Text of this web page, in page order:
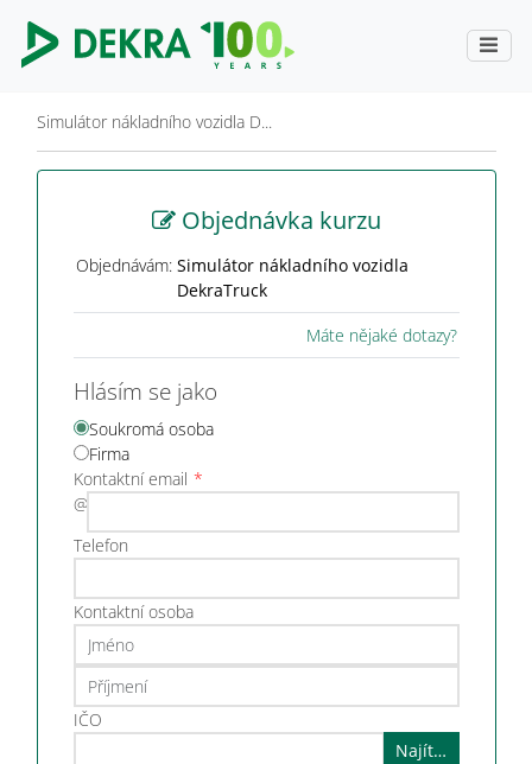
Simulátor nákladního vozidla D...
Objednávka kurzu
Objednávám: Simulátor nákladního vozidla
DekraTruck
Máte nějaké dotazy?
Hlásím se jako
Soukromá osoba
Firma
Kontaktní email
@
Telefon
Kontaktní osoba
IČO
Najít…